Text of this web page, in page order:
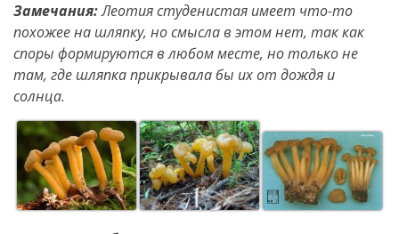
Замечания:Леотия студенистая имеет что-то
похожее на шляпку, но смысла в этом нет, так как
споры формируются в любом месте, но только не
там, где шляпка прикрывала бы их от дождя и
солнца.